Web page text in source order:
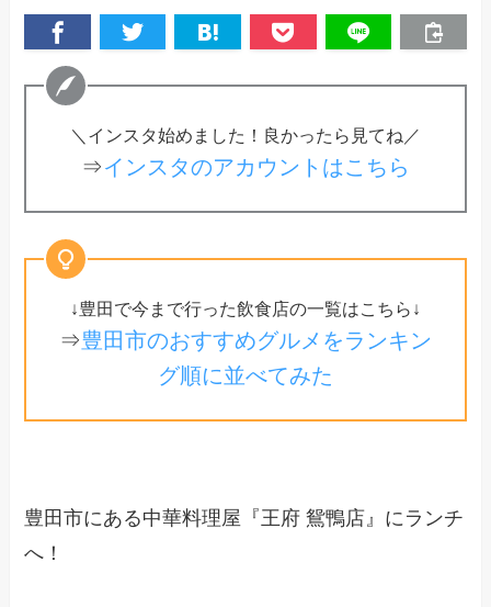
＼インスタ始めました！良かったら見てね／
⇒インスタのアカウントはこちら
↓豊田で今まで行った飲食店の一覧はこちら↓
⇒豊田市のおすすめグルメをランキン
グ順に並べてみた
豊田市にある中華料理屋『王府 鴛鴨店』にランチ
へ！